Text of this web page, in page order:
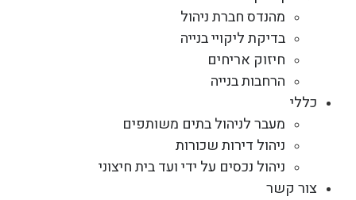
מהנדס חברת ניהול
בדיקת ליקויי בנייה
חיזוק אריחים
הרחבות בנייה
כללי
מעבר לניהול בתים משותפים
ניהול דירות שכורות
ניהול נכסים על ידי ועד בית חיצוני
צור קשר